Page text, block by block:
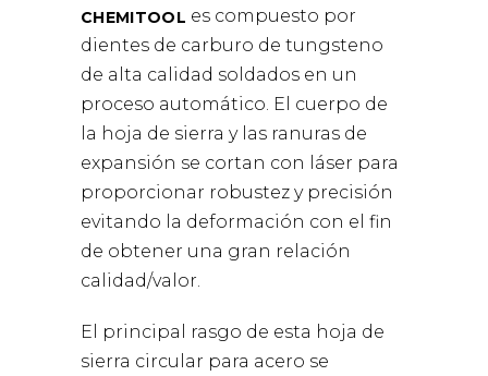
CHEMITOOL es compuesto por
dientes de carburo de tungsteno
de alta calidad soldados en un
proceso automático. El cuerpo de
la hoja de sierra y las ranuras de
expansión se cortan con láser para
proporcionar robustez y precisión
evitando la deformación con el fin
de obtener una gran relación
calidad/valor.
El principal rasgo de esta hoja de
sierra circular para acero se